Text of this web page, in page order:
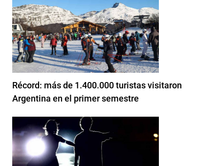
Récord: más de 1.400.000 turistas visitaron
Argentina en el primer semestre